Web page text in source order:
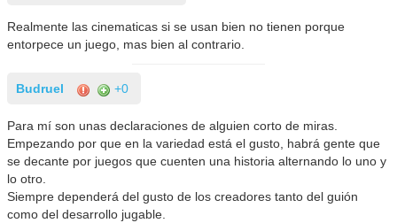
Realmente las cinematicas si se usan bien no tienen porque
entorpece un juego, mas bien al contrario.
Budruel +0
Para mí son unas declaraciones de alguien corto de miras.
Empezando por que en la variedad está el gusto, habrá gente que
se decante por juegos que cuenten una historia alternando lo uno y
lo otro.
Siempre dependerá del gusto de los creadores tanto del guión
como del desarrollo jugable.